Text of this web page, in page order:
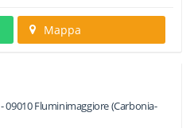
Mappa
09010Fluminimaggiore(Carbonia-